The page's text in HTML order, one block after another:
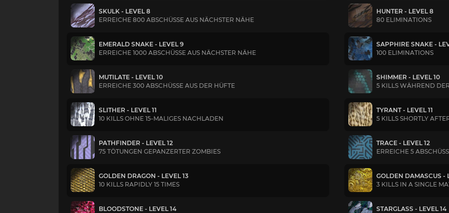
SKULK - LEVEL 8
ERREICHE 800 ABSCHÜSSE AUS NÄCHSTER NÄHE
EMERALD SNAKE - LEVEL 9
ERREICHE 1000 ABSCHÜSSE AUS NÄCHSTER NÄHE
MUTILATE - LEVEL 10
ERREICHE 300 ABSCHÜSSE AUS DER HÜFTE
SLITHER - LEVEL 11
10 KILLS OHNE 15-MALIGES NACHLADEN
PATHFINDER - LEVEL 12
75 TÖTUNGEN GEPANZERTER ZOMBIES
GOLDEN DRAGON - LEVEL 13
10 KILLS RAPIDLY 15 TIMES
BLOODSTONE - LEVEL 14
HUNTER - LEVEL 8
80 ELIMINATIONS
SAPPHIRE SNAKE -
100 ELIMINATIONS
SHIMMER - LEVEL 10
5 KILLS WÄHREND
TYRANT - LEVEL 11
5 KILLS SHORTLY
TRACE - LEVEL 12
ERREICHE 5
GOLDEN DAMASCUS -
3 KILLS IN A SINGLE
STARGLASS - LEVEL 14